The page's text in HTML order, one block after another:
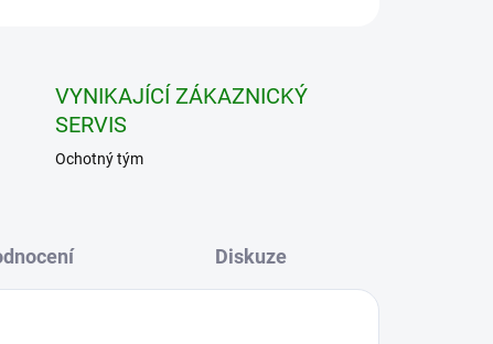
VYNIKAJÍCÍ ZÁKAZNICKÝ
SERVIS
Ochotný tým
Diskuze